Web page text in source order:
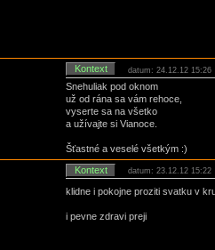
Kontext datum: 24.12.12 15:26
Snehuliak pod oknom
už od rána sa vám rehoce,
vyserte sa na všetko
a užívajte si Vianoce.
Šťastné a veselé všetkým :)
Kontext datum: 23.12.12 15:22
klidne i pokojne proziti svatku v
i pevne zdravi preji